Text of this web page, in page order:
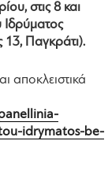
στις 8 και
Ιδρύματος
13, Παγκράτι).
αποκλειστικά
idrymatos-be-